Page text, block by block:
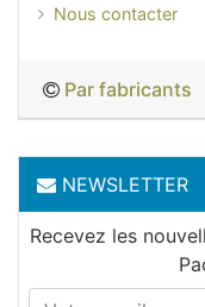
Nous contacter
Par fabricants
NEWSLETTER
Recevez les